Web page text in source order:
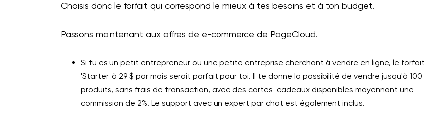
Choisis donc le forfait qui correspond le mieux à tes besoins et à ton budget.
Passons maintenant aux offres de e-commerce de PageCloud.
Si tu es un petit entrepreneur ou une petite entreprise cherchant à vendre en ligne, le forfait
'Starter' à 29 $ par mois serait parfait pour toi. Il te donne la possibilité de vendre jusqu'à 100
produits, sans frais de transaction, avec des cartes-cadeaux disponibles moyennant une
commission de 2%. Le support avec un expert par chat est également inclus.